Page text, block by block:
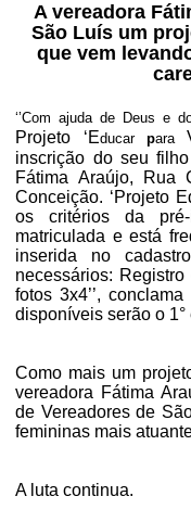
A vereadora
São Luís um
que vem
‘’Com ajuda de Deus e
Projeto ‘Educar para
inscrição do seu
Fátima Araújo, Rua
Conceição. ‘Projeto
os critérios da
matriculada e está
inserida no
necessários:
fotos 3x4’’,
disponíveis serão o 1°
Como mais um
vereadora Fátima
de Vereadores de
femininas mais
A luta continua.